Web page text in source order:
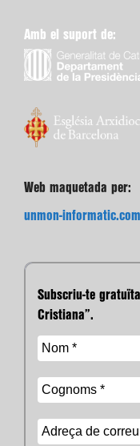
Amb el suport de:
Web maquetada per:
unmon-informatic.com
Subscriu-te
Cristiana”.